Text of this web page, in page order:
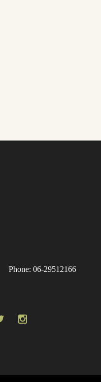
Phone: 06-29512166